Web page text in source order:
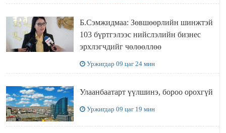
Б.Сэмжидмаа: Зөвшөөрлийн шинжтэй
103 бүртгэлээс нийслэлийн бизнес
эрхлэгчдийг чөлөөллөө
Уржигдар 09 цаг 24 мин
Улаанбаатарт үүлшинэ, бороо орохгүй
Уржигдар 09 цаг 19 мин